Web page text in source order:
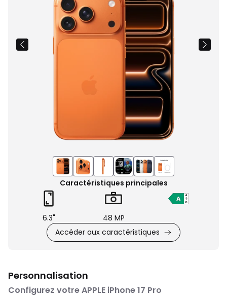
du
Caractéristiques principales
6.3"
48 MP
Accéder aux caractéristiques
Personnalisation
Configurez votre APPLE iPhone 17 Pro